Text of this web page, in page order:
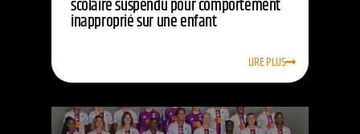
scolaire suspendu pour comportement
inapproprié sur une enfant
LIRE PLUS